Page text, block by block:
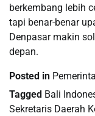
berkembang lebih
tapi benar-benar
Denpasar makin
depan.
Posted in
Tagged Bali
Sekretaris Daerah